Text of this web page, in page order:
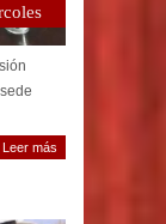
Leer más